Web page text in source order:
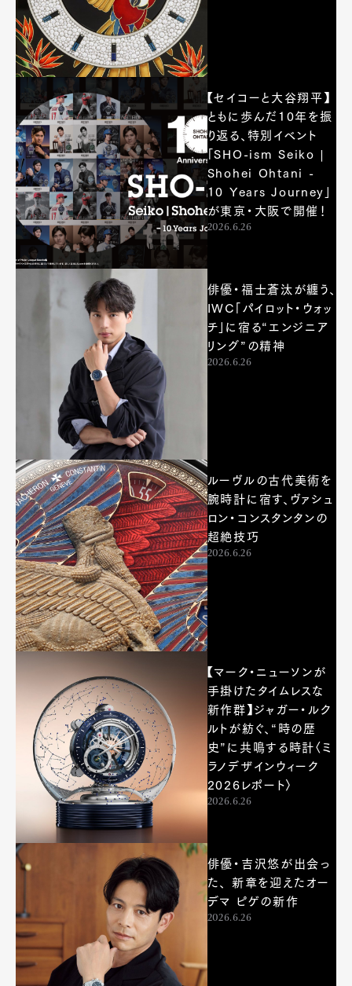
【セイコーと大谷翔平】
ともに歩んだ10年を振
り返る、特別イベント
「SHO-ism Seiko |
Shohei Ohtani -
10 Years Journey」
が東京・大阪で開催！
2026.6.26
俳優・福⼠蒼汰が纏う、
IWC「パイロット・ウォッ
チ」に宿る“エンジニア
リング”の精神
2026.6.26
ルーヴルの古代美術を
腕時計に宿す、ヴァシュ
ロン・コンスタンタンの
超絶技巧
2026.6.26
【マーク・ニューソンが
手掛けたタイムレスな
新作群】ジャガー・ルク
ルトが紡ぐ、“時の歴
史”に共鳴する時計〈ミ
ラノデザインウィーク
2026レポート〉
2026.6.26
俳優・吉沢悠が出会っ
た、 新章を迎えたオー
デマ ピゲの新作
2026.6.26